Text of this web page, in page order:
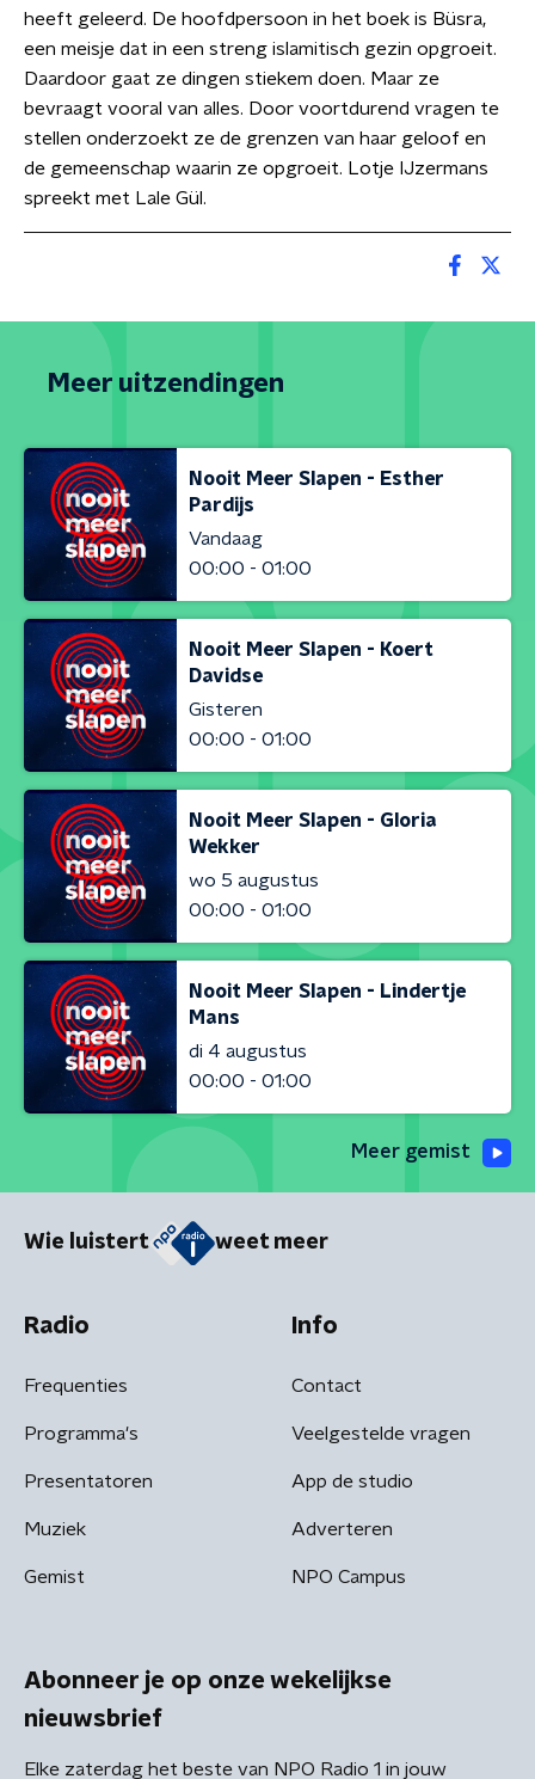
heeft geleerd. De hoofdpersoon in het boek is Büsra,
een meisje dat in een streng islamitisch gezin opgroeit.
Daardoor gaat ze dingen stiekem doen. Maar ze
bevraagt vooral van alles. Door voortdurend vragen te
stellen onderzoekt ze de grenzen van haar geloof en
de gemeenschap waarin ze opgroeit. Lotje IJzermans
spreekt met Lale Gül.
Meer uitzendingen
Nooit Meer Slapen - Esther
Pardijs
Vandaag
00:00 - 01:00
Nooit Meer Slapen - Koert
Davidse
Gisteren
00:00 - 01:00
Nooit Meer Slapen - Gloria
Wekker
wo 5 augustus
00:00 - 01:00
Nooit Meer Slapen - Lindertje
Mans
di 4 augustus
00:00 - 01:00
Meer gemist
Wie luistert weet meer
Radio
Frequenties
Programma's
Presentatoren
Muziek
Gemist
Info
Contact
Veelgestelde vragen
App de studio
Adverteren
NPO Campus
Abonneer je op onze wekelijkse
nieuwsbrief
Elke zaterdag het beste van NPO Radio 1 in jouw